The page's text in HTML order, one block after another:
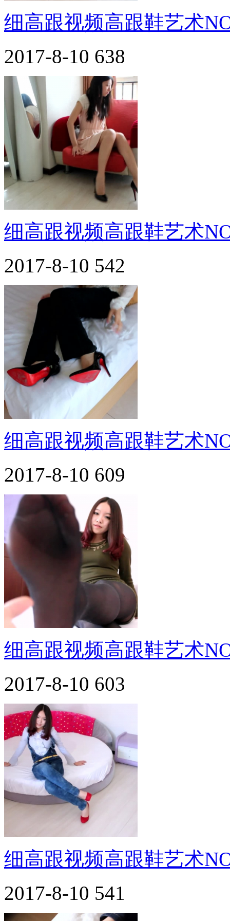
细高跟视频高跟鞋艺术
2017-8-10 638
细高跟视频高跟鞋艺术
2017-8-10 542
细高跟视频高跟鞋艺术
2017-8-10 609
细高跟视频高跟鞋艺术
2017-8-10 603
细高跟视频高跟鞋艺术
2017-8-10 541